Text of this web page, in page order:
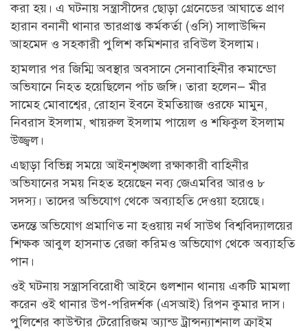
করা হয়। এ ঘটনায় সন্ত্রাসীদের ছোড়া গ্রেনেডের আঘাতে প্রাণ
হারান বনানী থানার ভারপ্রাপ্ত কর্মকর্তা (ওসি) সালাউদ্দিন
আহমেদ ও সহকারী পুলিশ কমিশনার রবিউল ইসলাম।
হামলার পর জিম্মি অবস্থার অবসানে সেনাবাহিনীর কমান্ডো
অভিযানে নিহত হয়েছিলেন পাঁচ জঙ্গি। তারা হলেন— মীর
সামেহ মোবাশ্বের, রোহান ইবনে ইমতিয়াজ ওরফে মামুন,
নিবরাস ইসলাম, খায়রুল ইসলাম পায়েল ও শফিকুল ইসলাম
উজ্জ্বল।
এছাড়া বিভিন্ন সময়ে আইনশৃঙ্খলা রক্ষাকারী বাহিনীর
অভিযানের সময় নিহত হয়েছেন নব্য জেএমবির আরও ৮
সদস্য। তাদের অভিযোগ থেকে অব্যাহতি দেওয়া হয়েছে।
তদন্তে অভিযোগ প্রমাণিত না হওয়ায় নর্থ সাউথ বিশ্ববিদ্যালয়ের
শিক্ষক আবুল হাসনাত রেজা করিমও অভিযোগ থেকে অব্যাহতি
পান।
ওই ঘটনায় সন্ত্রাসবিরোধী আইনে গুলশান থানায় একটি মামলা
করেন ওই থানার উপ-পরিদর্শক (এসআই) রিপন কুমার দাস।
পুলিশের কাউন্টার টেরোরিজম অ্যান্ড ট্রান্সন্যাশনাল ক্রাইম